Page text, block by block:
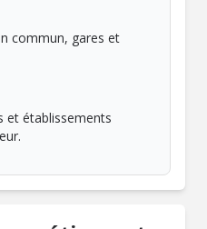
commun, gares et
et établissements